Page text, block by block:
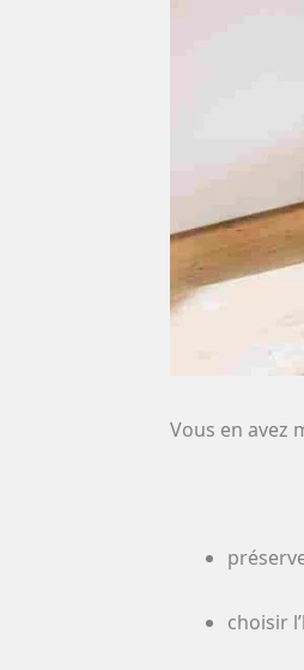
Vous en avez
choisir